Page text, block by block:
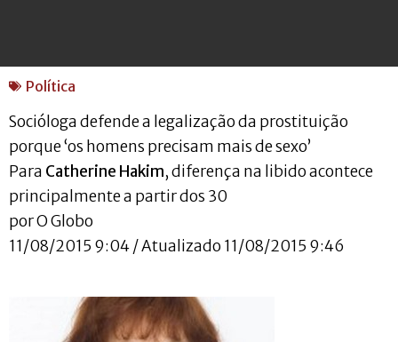
Política
Socióloga defende a legalização da prostituição
porque ‘os homens precisam mais de sexo’
Para Catherine Hakim, diferença na libido acontece
principalmente a partir dos 30
por O Globo
11/08/2015 9:04 / Atualizado 11/08/2015 9:46